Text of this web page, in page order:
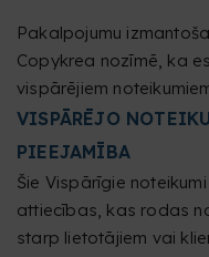
Pakalpojumu
Copykrea nozīmē, ka
vispārējiem
VISPĀRĒJO
PIEEJAMĪBA
Šie Vispārīgie
attiecības, kas rodas
starp lietotājiem vai